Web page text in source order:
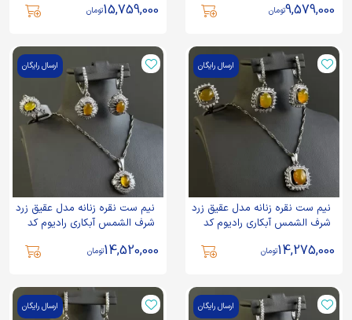
9,579,000تومان 15,759,000تومان
ارسال رایگان
نیم ست نقره زنانه مدل عقیق زرد
شرف الشمس آبکاری رادیوم کد
14,275,000تومان
ارسال رایگان
نیم ست نقره زنانه مدل عقیق زرد
شرف الشمس آبکاری رادیوم کد
14,520,000تومان
ارسال رایگان ارسال رایگان